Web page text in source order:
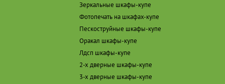
Зеркальные шкафы-купе
Фотопечать на шкафах-купе
Пескоструйные шкафы-купе
Оракал шкафы-купе
Лдсп шкафы-купе
2-х дверные шкафы-купе
3-х дверные шкафы-купе